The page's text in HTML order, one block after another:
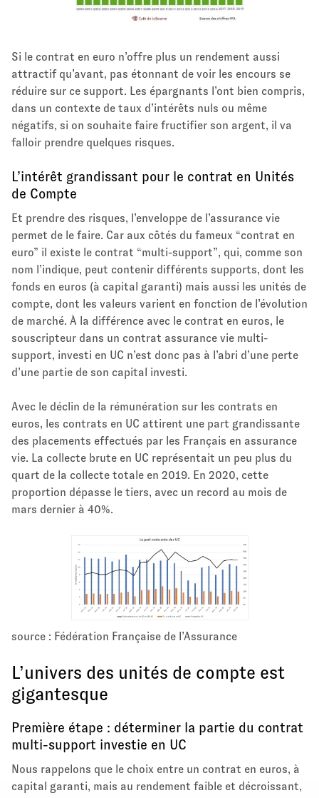
Si le contrat en euro n’offre plus un rendement aussi
attractif qu’avant, pas étonnant de voir les encours se
réduire sur ce support. Les épargnants l’ont bien compris,
dans un contexte de taux d’intérêts nuls ou même
négatifs, si on souhaite faire fructifier son argent, il va
falloir prendre quelques risques.
L’intérêt grandissant pour le contrat en Unités
de Compte
Et prendre des risques, l’enveloppe de l’assurance vie
permet de le faire. Car aux côtés du fameux “contrat en
euro” il existe le contrat “multi-support”, qui, comme son
nom l’indique, peut contenir différents supports, dont les
fonds en euros (à capital garanti) mais aussi les unités de
compte, dont les valeurs varient en fonction de l’évolution
de marché. À la différence avec le contrat en euros, le
souscripteur dans un contrat assurance vie multi-
support, investi en UC n’est donc pas à l’abri d’une perte
d’une partie de son capital investi.
Avec le déclin de la rémunération sur les contrats en
euros, les contrats en UC attirent une part grandissante
des placements effectués par les Français en assurance
vie. La collecte brute en UC représentait un peu plus du
quart de la collecte totale en 2019. En 2020, cette
proportion dépasse le tiers, avec un record au mois de
mars dernier à 40%.
source : Fédération Française de l’Assurance
L’univers des unités de compte est
gigantesque
Première étape : déterminer la partie du contrat
multi-support investie en UC
Nous rappelons que le choix entre un contrat en euros, à
capital garanti, mais au rendement faible et décroissant,